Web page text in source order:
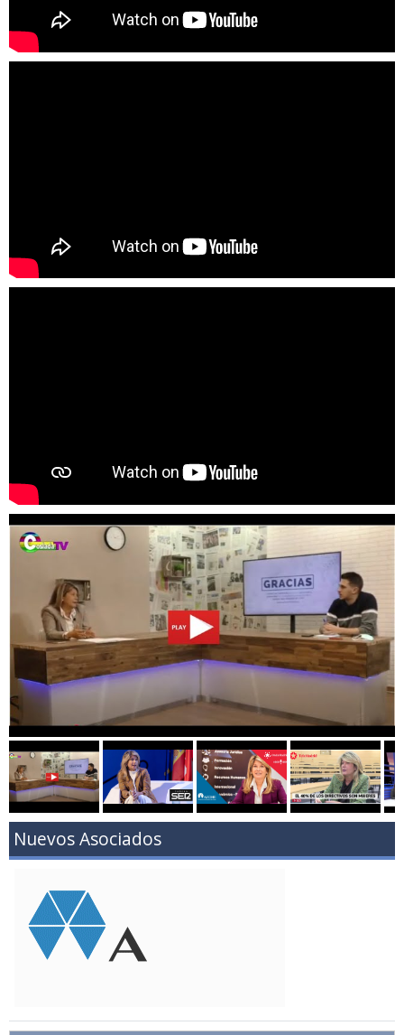
Nuevos Asociados